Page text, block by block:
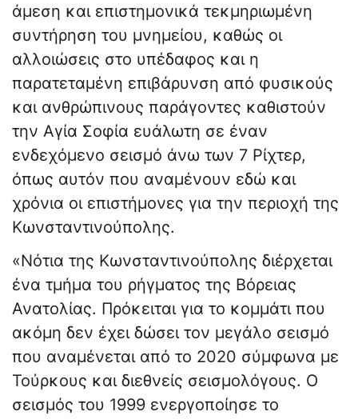
άμεση και επιστημονικά τεκμηριωμένη
συντήρηση του μνημείου, καθώς οι
αλλοιώσεις στο υπέδαφος και η
παρατεταμένη επιβάρυνση από φυσικούς
και ανθρώπινους παράγοντες καθιστούν
την Αγία Σοφία ευάλωτη σε έναν
ενδεχόμενο σεισμό άνω των 7 Ρίχτερ,
όπως αυτόν που αναμένουν εδώ και
χρόνια οι επιστήμονες για την περιοχή της
Κωνσταντινούπολης.
«Νότια της Κωνσταντινούπολης διέρχεται
ένα τμήμα του ρήγματος της Βόρειας
Ανατολίας. Πρόκειται για το κομμάτι που
ακόμη δεν έχει δώσει τον μεγάλο σεισμό
που αναμένεται από το 2020 σύμφωνα με
Τούρκους και διεθνείς σεισμολόγους. Ο
σεισμός του 1999 ενεργοποίησε το